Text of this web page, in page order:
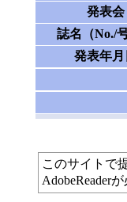
発表会
誌名（No./号
発表年月
このサイトで
AdobeReader